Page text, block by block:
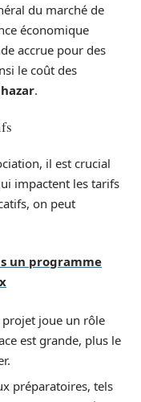
du marché de
économique
accrue pour des
le coût des
.
il est crucial
impactent les tarifs
on peut
un programme
projet joue un rôle
est grande, plus le
préparatoires, tels